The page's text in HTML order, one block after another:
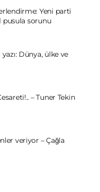
Yeni parti
pusula sorunu
Dünya, ülke ve
– Tuner Tekin
veriyor – Çağla